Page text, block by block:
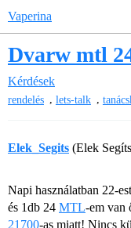
Vaperina
Dvarw mtl
Kérdések
rendelés , lets-talk ,
Elek_Segits (Elek
Napi használatban 22-
és 1db 24 MTL-em van
21700-as miatt! Nincs